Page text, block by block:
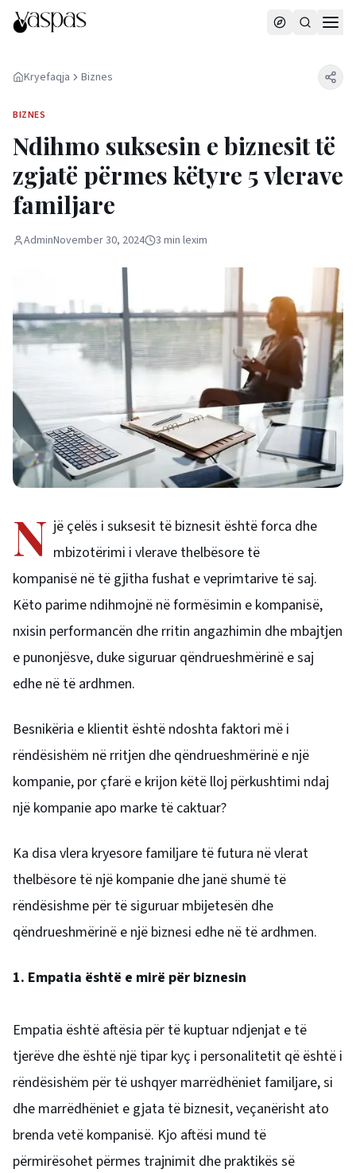
Kryefaqja Biznes
BIZNES
Ndihmo suksesin e biznesit të
zgjatë përmes këtyre 5 vlerave
familjare
AdminNovember 30, 2024 3 min lexim
N jë çelës i suksesit të biznesit është forca dhe
mbizotërimi i vlerave thelbësore të
kompanisë në të gjitha fushat e veprimtarive të saj.
Këto parime ndihmojnë në formësimin e kompanisë,
nxisin performancën dhe rritin angazhimin dhe mbajtjen
e punonjësve, duke siguruar qëndrueshmërinë e saj
edhe në të ardhmen.
Besnikëria e klientit është ndoshta faktori më i
rëndësishëm në rritjen dhe qëndrueshmërinë e një
kompanie, por çfarë e krijon këtë lloj përkushtimi ndaj
një kompanie apo marke të caktuar?
Ka disa vlera kryesore familjare të futura në vlerat
thelbësore të një kompanie dhe janë shumë të
rëndësishme për të siguruar mbijetesën dhe
qëndrueshmërinë e një biznesi edhe në të ardhmen.
1. Empatia është e mirë për biznesin
Empatia është aftësia për të kuptuar ndjenjat e të
tjerëve dhe është një tipar kyç i personalitetit që është i
rëndësishëm për të ushqyer marrëdhëniet familjare, si
dhe marrëdhëniet e gjata të biznesit, veçanërisht ato
brenda vetë kompanisë. Kjo aftësi mund të
përmirësohet përmes trajnimit dhe praktikës së